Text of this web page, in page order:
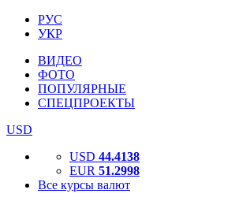
РУС
УКР
ВИДЕО
ФОТО
ПОПУЛЯРНЫЕ
СПЕЦПРОЕКТЫ
USD
USD 44.4138
EUR 51.2998
Все курсы валют